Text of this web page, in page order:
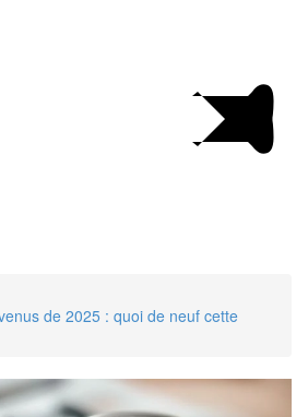
de 2025 : quoi de neuf cette